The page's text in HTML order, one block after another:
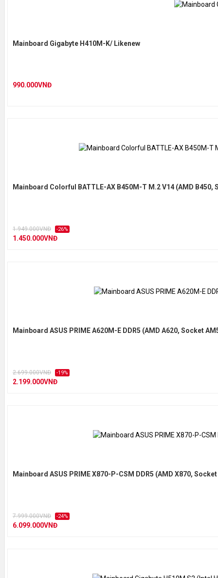
Mainboard Gigabyte H410M-K/ Likenew
990.000VNĐ
Mainboard Colorful BATTLE-AX B450M-T M.2 V14 (AMD B450,
1.949.000VNĐ -26%
1.450.000VNĐ
Mainboard ASUS PRIME A620M-E DDR5 (AMD A620, Socket
2.699.000VNĐ -19%
2.199.000VNĐ
Mainboard ASUS PRIME X870-P-CSM DDR5 (AMD X870,
7.999.000VNĐ -24%
6.099.000VNĐ